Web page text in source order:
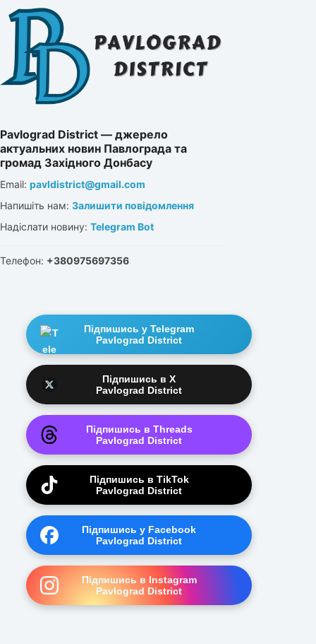
Pavlograd District — джерело
актуальних новин Павлограда та
громад Західного Донбасу
Email: pavldistrict@gmail.com
Напишіть нам: Залишити повідомлення
Надіслати новину: Telegram Bot
Телефон: +380975697356
Підпишись у Telegram
Pavlograd District
Підпишись в X
Pavlograd District
Підпишись в Threads
Pavlograd District
Підпишись в TikTok
Pavlograd District
Підпишись у Facebook
Pavlograd District
Підпишись в Instagram
Pavlograd District